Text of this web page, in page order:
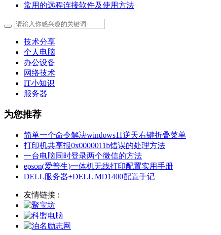
常用的远程连接软件及使用方法
技术分享
个人电脑
办公设备
网络技术
IT小知识
服务器
为您推荐
简单一个命令解决windows11逆天右键折叠菜单
打印机共享报0x0000011b错误的处理方法
一台电脑同时登录两个微信的方法
epson(爱普生)一体机无线打印配置实用手册
DELL服务器+DELL MD1400配置手记
友情链接 :